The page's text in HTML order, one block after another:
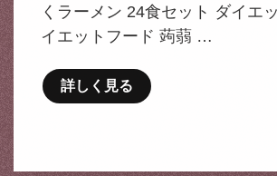
くラーメン 24食セット ダイエ
イエットフード 蒟蒻 …
詳しく見る